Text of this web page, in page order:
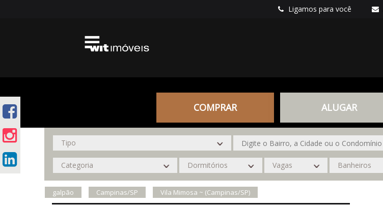
Ligamos para você
COMPRAR ALUGAR
galpão Campinas/SP Vila Mimosa ~ (Campinas/SP)